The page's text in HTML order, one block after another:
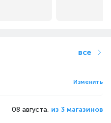
все
Изменить
08 августа, из 3 магазинов